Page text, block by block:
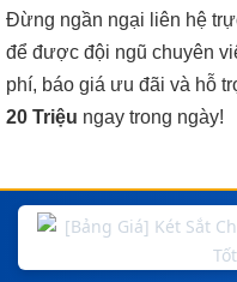
Đừng ngần ngại liên hệ
để được đội ngũ chuyên
phí, báo giá ưu đãi và hỗ
20 Triệu ngay trong ngày!